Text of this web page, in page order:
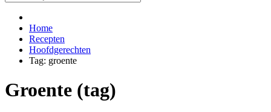
Home
Recepten
Hoofdgerechten
Tag: groente
Groente (tag)